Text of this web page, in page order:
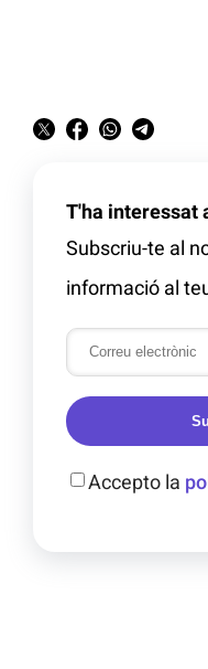
T'ha interessat
Subscriu-te al
informació al
Accepto la